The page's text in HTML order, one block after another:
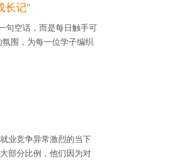
长记”
句空话，而是每日触手可
围，为每一位学子编织
业竞争异常激烈的当下
部分比例，他们因为对